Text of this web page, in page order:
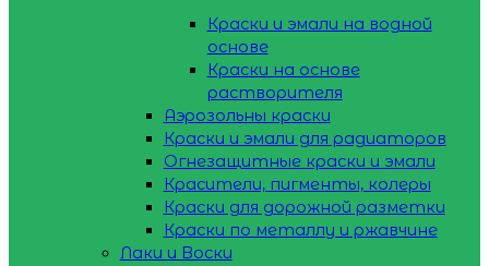
Краски и эмали на водной
основе
Краски на основе
растворителя
Аэрозольны краски
Краски и эмали для радиаторов
Огнезащитные краски и эмали
Красители, пигменты, колеры
Краски для дорожной разметки
Краски по металлу и ржавчине
Лаки и Воски